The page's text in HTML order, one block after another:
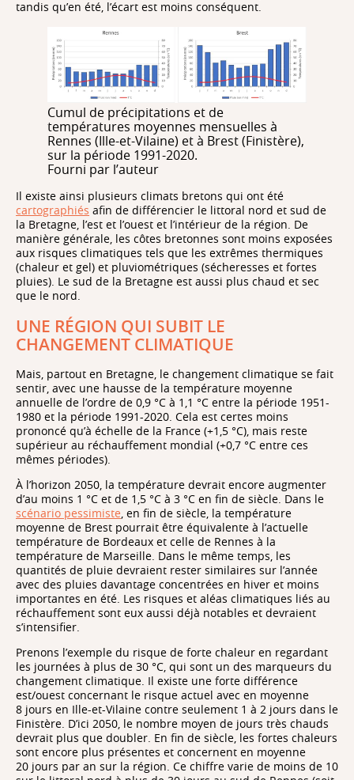
tandis qu’en été, l’écart est moins conséquent.
Cumul de précipitations et de
températures moyennes mensuelles à
Rennes (Ille-et-Vilaine) et à Brest (Finistère),
sur la période 1991-2020.
Fourni par l’auteur
Il existe ainsi plusieurs climats bretons qui ont été
cartographiés afin de différencier le littoral nord et sud de
la Bretagne, l’est et l’ouest et l’intérieur de la région. De
manière générale, les côtes bretonnes sont moins exposées
aux risques climatiques tels que les extrêmes thermiques
(chaleur et gel) et pluviométriques (sécheresses et fortes
pluies). Le sud de la Bretagne est aussi plus chaud et sec
que le nord.
UNE RÉGION QUI SUBIT LE
CHANGEMENT CLIMATIQUE
Mais, partout en Bretagne, le changement climatique se fait
sentir, avec une hausse de la température moyenne
annuelle de l’ordre de 0,9 °C à 1,1 °C entre la période 1951-
1980 et la période 1991-2020. Cela est certes moins
prononcé qu’à échelle de la France (+1,5 °C), mais reste
supérieur au réchauffement mondial (+0,7 °C entre ces
mêmes périodes).
À l’horizon 2050, la température devrait encore augmenter
d’au moins 1 °C et de 1,5 °C à 3 °C en fin de siècle. Dans le
scénario pessimiste , en fin de siècle, la température
moyenne de Brest pourrait être équivalente à l’actuelle
température de Bordeaux et celle de Rennes à la
température de Marseille. Dans le même temps, les
quantités de pluie devraient rester similaires sur l’année
avec des pluies davantage concentrées en hiver et moins
importantes en été. Les risques et aléas climatiques liés au
réchauffement sont eux aussi déjà notables et devraient
s’intensifier.
Prenons l’exemple du risque de forte chaleur en regardant
les journées à plus de 30 °C, qui sont un des marqueurs du
changement climatique. Il existe une forte différence
est/ouest concernant le risque actuel avec en moyenne
8 jours en Ille-et-Vilaine contre seulement 1 à 2 jours dans le
Finistère. D’ici 2050, le nombre moyen de jours très chauds
devrait plus que doubler. En fin de siècle, les fortes chaleurs
sont encore plus présentes et concernent en moyenne
20 jours par an sur la région. Ce chiffre varie de moins de 10